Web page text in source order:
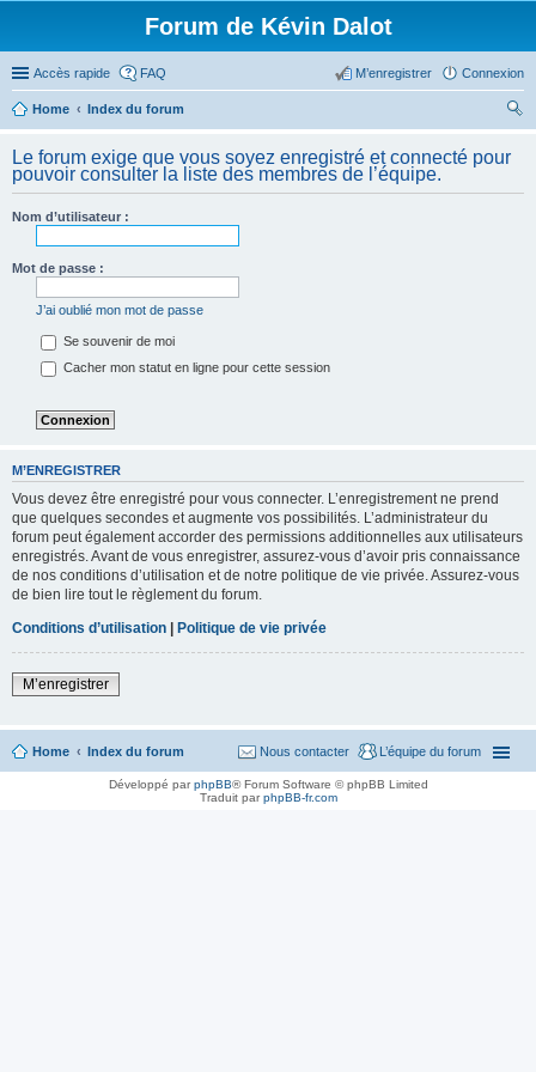
Forum de Kévin Dalot
Accès rapide FAQ Connexion
M’enregistrer
Home
Index du forum
her
ch
Le forum exige que vous soyez enregistré et connecté pour
pouvoir consulter la liste des membres de l’équipe.
Nom d’utilisateur :
Mot de passe :
J’ai oublié mon mot de passe
Se souvenir de moi
Cacher mon statut en ligne pour cette session
M’ENREGISTRER
Vous devez être enregistré pour vous connecter. L’enregistrement ne prend
que quelques secondes et augmente vos possibilités. L’administrateur du
forum peut également accorder des permissions additionnelles aux utilisateurs
enregistrés. Avant de vous enregistrer, assurez-vous d’avoir pris connaissance
de nos conditions d’utilisation et de notre politique de vie privée. Assurez-vous
de bien lire tout le règlement du forum.
Conditions d’utilisation | Politique de vie privée
M’enregistrer
Home Index du forum L’équipe du forum
Nous contacter
Développé parphpBB® Forum Software © phpBB Limited
Traduit parphpBB-fr.com